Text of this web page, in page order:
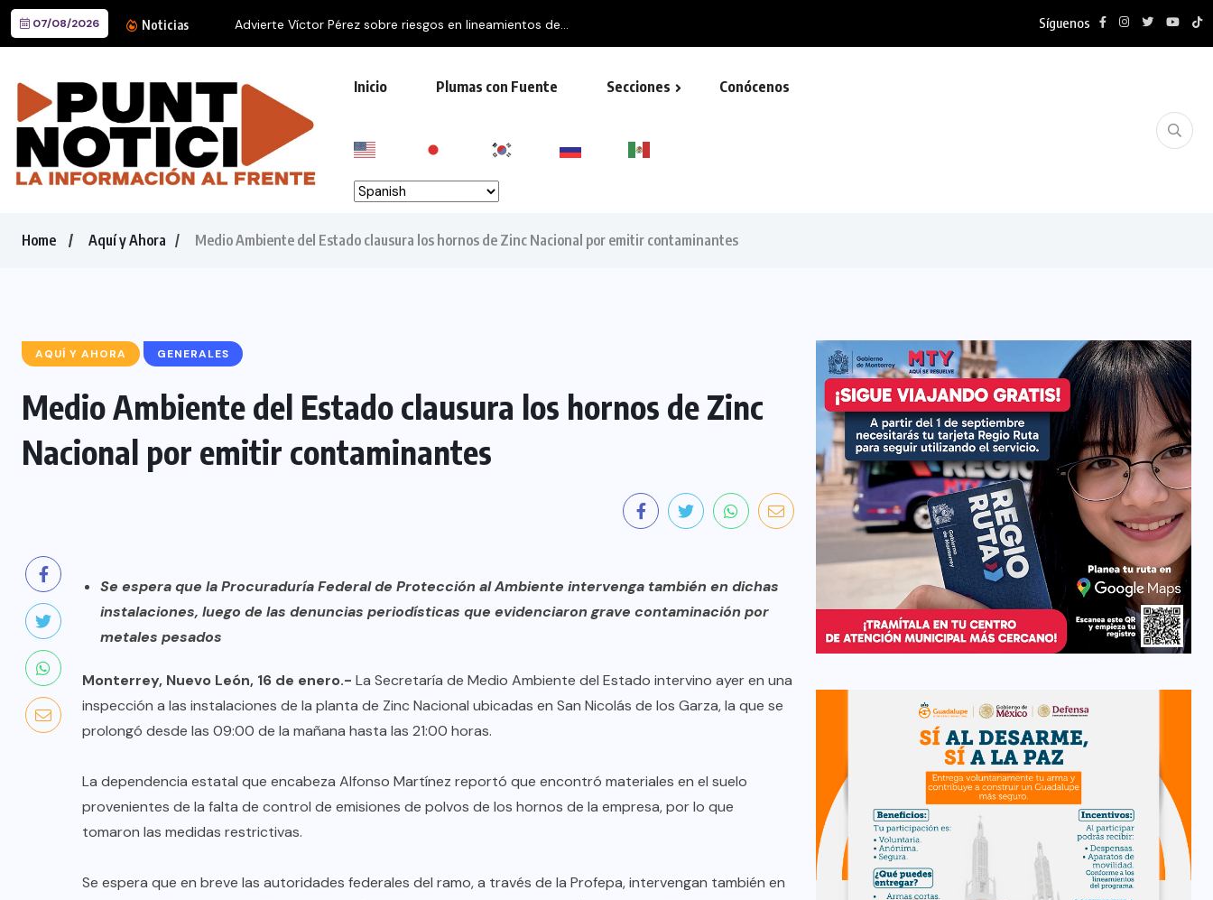
07/08/2026 Noticias Advierte Víctor Pérez sobre riesgos en lineamientos de... Síguenos
Inicio Plumas con Fuente Secciones Conócenos
Home Aquí y Ahora Medio Ambiente del Estado clausura los hornos de Zinc Nacional por emitir contaminantes
AQUÍ Y AHORA GENERALES
Medio Ambiente del Estado clausura los hornos de Zinc
Nacional por emitir contaminantes
Se espera que la Procuraduría Federal de Protección al Ambiente intervenga también en dichas
instalaciones, luego de las denuncias periodísticas que evidenciaron grave contaminación por
metales pesados
Monterrey, Nuevo León, 16 de enero.- La Secretaría de Medio Ambiente del Estado intervino ayer en una
inspección a las instalaciones de la planta de Zinc Nacional ubicadas en San Nicolás de los Garza, la que se
prolongó desde las 09:00 de la mañana hasta las 21:00 horas.
La dependencia estatal que encabeza Alfonso Martínez reportó que encontró materiales en el suelo
provenientes de la falta de control de emisiones de polvos de los hornos de la empresa, por lo que
tomaron las medidas restrictivas.
Se espera que en breve las autoridades federales del ramo, a través de la Profepa, intervengan también en